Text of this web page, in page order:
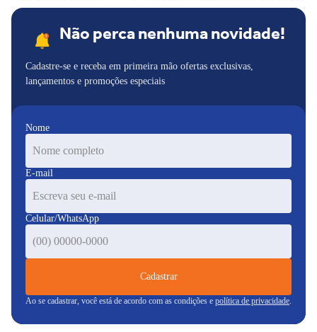
Não perca nenhuma novidade!
Cadastre-se e receba em primeira mão ofertas exclusivas,
lançamentos e promoções especiais
Nome
E-mail
Celular/WhatsApp
Cadastrar
Ao se cadastrar, você está de acordo com as condições e política de privacidade.